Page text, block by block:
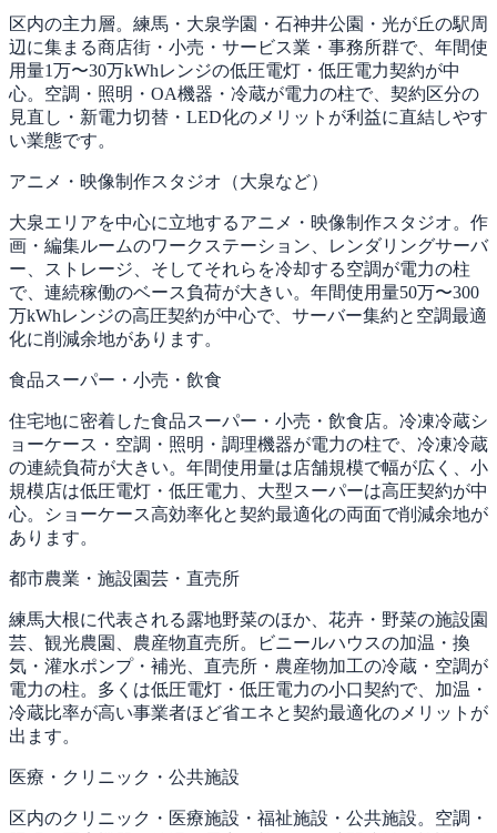
区内の主力層。練馬・大泉学園・石神井公園・光が丘の駅周
辺に集まる商店街・小売・サービス業・事務所群で、年間使
用量1万〜30万kWhレンジの低圧電灯・低圧電力契約が中
心。空調・照明・OA機器・冷蔵が電力の柱で、契約区分の
見直し・新電力切替・LED化のメリットが利益に直結しやす
い業態です。
アニメ・映像制作スタジオ（大泉など）
大泉エリアを中心に立地するアニメ・映像制作スタジオ。作
画・編集ルームのワークステーション、レンダリングサーバ
ー、ストレージ、そしてそれらを冷却する空調が電力の柱
で、連続稼働のベース負荷が大きい。年間使用量50万〜300
万kWhレンジの高圧契約が中心で、サーバー集約と空調最適
化に削減余地があります。
食品スーパー・小売・飲食
住宅地に密着した食品スーパー・小売・飲食店。冷凍冷蔵シ
ョーケース・空調・照明・調理機器が電力の柱で、冷凍冷蔵
の連続負荷が大きい。年間使用量は店舗規模で幅が広く、小
規模店は低圧電灯・低圧電力、大型スーパーは高圧契約が中
心。ショーケース高効率化と契約最適化の両面で削減余地が
あります。
都市農業・施設園芸・直売所
練馬大根に代表される露地野菜のほか、花卉・野菜の施設園
芸、観光農園、農産物直売所。ビニールハウスの加温・換
気・灌水ポンプ・補光、直売所・農産物加工の冷蔵・空調が
電力の柱。多くは低圧電灯・低圧電力の小口契約で、加温・
冷蔵比率が高い事業者ほど省エネと契約最適化のメリットが
出ます。
医療・クリニック・公共施設
区内のクリニック・医療施設・福祉施設・公共施設。空調・